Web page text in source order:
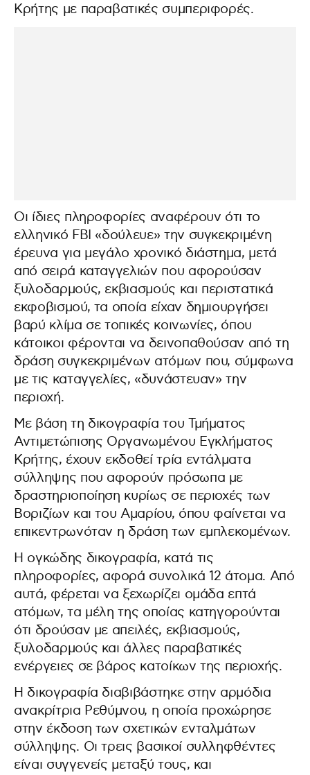
Κρήτης με παραβατικές συμπεριφορές.
Οι ίδιες πληροφορίες αναφέρουν ότι το
ελληνικό FBI «δούλευε» την συγκεκριμένη
έρευνα για μεγάλο χρονικό διάστημα, μετά
από σειρά καταγγελιών που αφορούσαν
ξυλοδαρμούς, εκβιασμούς και περιστατικά
εκφοβισμού, τα οποία είχαν δημιουργήσει
βαρύ κλίμα σε τοπικές κοινωνίες, όπου
κάτοικοι φέρονται να δεινοπαθούσαν από τη
δράση συγκεκριμένων ατόμων που, σύμφωνα
με τις καταγγελίες, «δυνάστευαν» την
περιοχή.
Με βάση τη δικογραφία του Τμήματος
Αντιμετώπισης Οργανωμένου Εγκλήματος
Κρήτης, έχουν εκδοθεί τρία εντάλματα
σύλληψης που αφορούν πρόσωπα με
δραστηριοποίηση κυρίως σε περιοχές των
Βοριζίων και του Αμαρίου, όπου φαίνεται να
επικεντρωνόταν η δράση των εμπλεκομένων.
Η ογκώδης δικογραφία, κατά τις
πληροφορίες, αφορά συνολικά 12 άτομα. Από
αυτά, φέρεται να ξεχωρίζει ομάδα επτά
ατόμων, τα μέλη της οποίας κατηγορούνται
ότι δρούσαν με απειλές, εκβιασμούς,
ξυλοδαρμούς και άλλες παραβατικές
ενέργειες σε βάρος κατοίκων της περιοχής.
Η δικογραφία διαβιβάστηκε στην αρμόδια
ανακρίτρια Ρεθύμνου, η οποία προχώρησε
στην έκδοση των σχετικών ενταλμάτων
σύλληψης. Οι τρεις βασικοί συλληφθέντες
είναι συγγενείς μεταξύ τους, και